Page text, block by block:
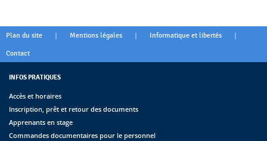
Plan du site | Mentions légales | Informatique et libertés |
Contact
INFOS PRATIQUES
Accès et horaires
Inscription, prêt et retour des documents
Apprenants en stage
Commandes documentaires pour le personnel